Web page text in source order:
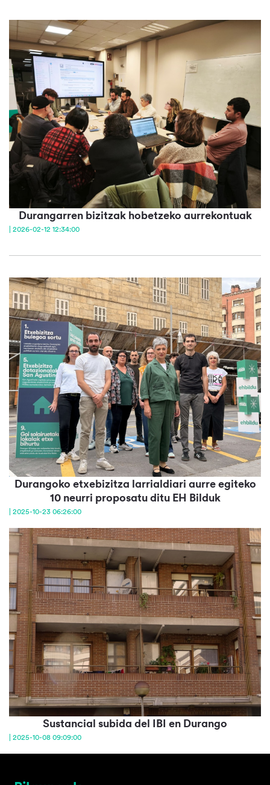
Durangarren bizitzak hobetzeko aurrekontuak
| 2026-02-12 12:34:00
Durangoko etxebizitza larrialdiari aurre egiteko
10 neurri proposatu ditu EH Bilduk
| 2025-10-23 06:26:00
Sustancial subida del IBI en Durango
| 2025-10-08 09:09:00